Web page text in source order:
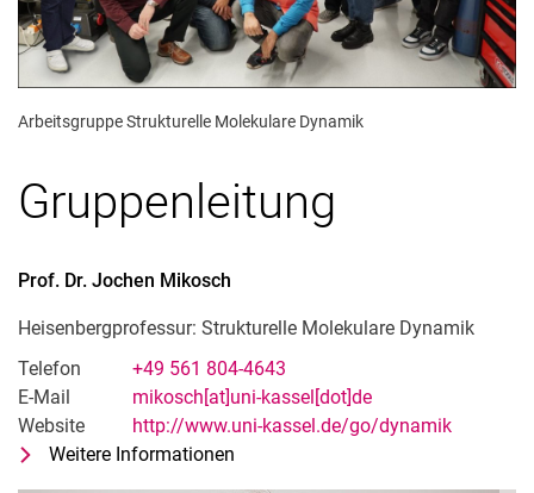
Arbeitsgruppe Strukturelle Molekulare Dynamik
Gruppenleitung
Prof. Dr. Jochen Mikosch
Heisenbergprofessur: Strukturelle Molekulare Dynamik
Telefon
+49 561 804-4643
E-Mail
mikosch[at]uni-kassel[dot]de
Website
http://www.uni-kassel.de/go/dynamik
Weitere Informationen